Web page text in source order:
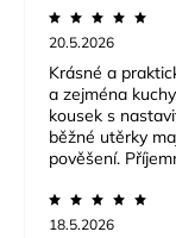
20.5.2026
Krásné a
a zejména
kousek s
běžné utěrky
pověšení.
18.5.2026